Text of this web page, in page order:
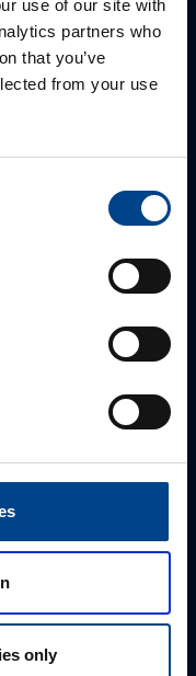
use of our site with
partners who
that you’ve
from your use
only